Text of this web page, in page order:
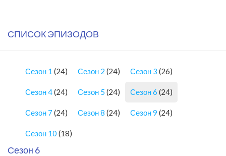
СПИСОК ЭПИЗОДОВ
Сезон 1 (24) Сезон 2 (24) Сезон 3 (26)
Сезон 4(24) Сезон 5 (24) Сезон 6 (24)
Сезон 7 (24) Сезон 8 (24) Сезон 9 (24)
Сезон 10 (18)
Сезон 6